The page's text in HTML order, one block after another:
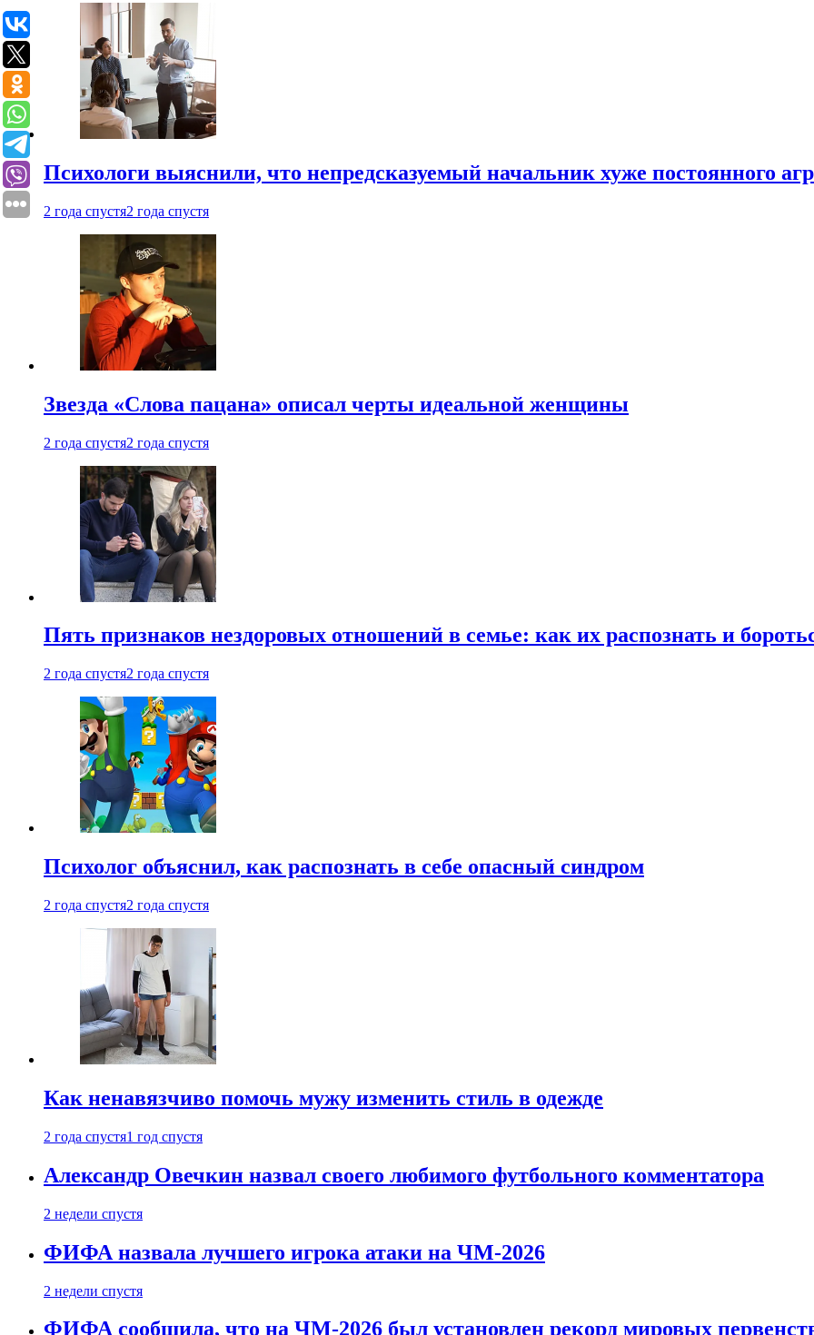
Психологи выяснили, что непредсказуемый начальник хуже постоянного
2 года спустя2 года спустя
Звезда «Слова пацана» описал черты идеальной женщины
2 года спустя2 года спустя
Пять признаков нездоровых отношений в семье: как их распознать и
2 года спустя2 года спустя
Психолог объяснил, как распознать в себе опасный синдром
2 года спустя2 года спустя
Как ненавязчиво помочь мужу изменить стиль в одежде
2 года спустя1 год спустя
Александр Овечкин назвал своего любимого футбольного комментатора
2 недели спустя
ФИФА назвала лучшего игрока атаки на ЧМ-2026
2 недели спустя
ФИФА сообщила, что на ЧМ-2026 был установлен рекорд мировых